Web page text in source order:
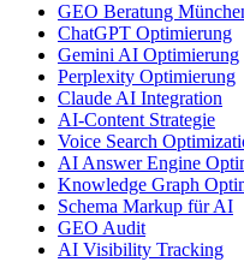
GEO Beratung
ChatGPT Optimierung
Gemini AI Optimierung
Perplexity Optimierung
Claude AI Integration
AI-Content Strategie
Voice Search
AI Answer Engine
Knowledge Graph
Schema Markup für AI
GEO Audit
AI Visibility Tracking